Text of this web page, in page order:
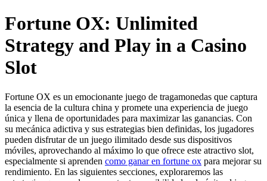
Fortune OX: Unlimited
Strategy and Play in a Casino
Slot
Fortune OX es un emocionante juego de tragamonedas que captura
la esencia de la cultura china y promete una experiencia de juego
única y llena de oportunidades para maximizar las ganancias. Con
su mecánica adictiva y sus estrategias bien definidas, los jugadores
pueden disfrutar de un juego ilimitado desde sus dispositivos
móviles, aprovechando al máximo lo que ofrece este atractivo slot,
especialmente si aprenden como ganar en fortune ox para mejorar su
rendimiento. En las siguientes secciones, exploraremos las